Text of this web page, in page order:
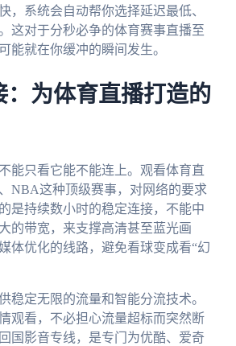
，系统会自动帮你选择延迟最低、
这对于分秒必争的体育赛事直播至
能就在你缓冲的瞬间发生。
：为体育直播打造的
能只看它能不能连上。观看体育直
NBA这种顶级赛事，对网络的要求
是持续数小时的稳定连接，不能中
的带宽，来支撑高清甚至蓝光画
体优化的线路，避免看球变成看“幻
稳定无限的流量和智能分流技术。
观看，不必担心流量超标而突然断
国影音专线，是专门为优酷、爱奇